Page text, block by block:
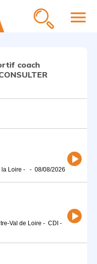
menu
coach
la Loire - - 08/08/2026
Val de Loire - CDI -